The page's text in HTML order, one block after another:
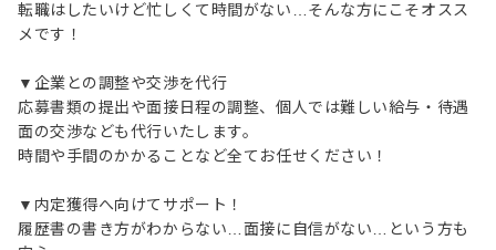
転職はしたいけど忙しくて時間がない…そんな方にこそオスス
メです！
▼企業との調整や交渉を代行
応募書類の提出や面接日程の調整、個人では難しい給与・待遇
面の交渉なども代行いたします。
時間や手間のかかることなど全てお任せください！
▼内定獲得へ向けてサポート！
履歴書の書き方がわからない…面接に自信がない…という方も